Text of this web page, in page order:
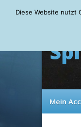
Saturday,
Mein
Diese Website nutzt